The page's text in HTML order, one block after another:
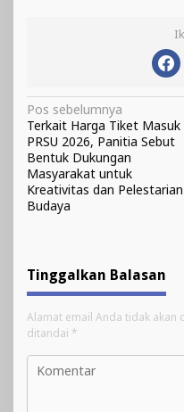
Navigasi
pos
Pos sebelumnya
Terkait Harga Tiket Masuk
PRSU 2026, Panitia Sebut
Bentuk Dukungan
Masyarakat untuk
Kreativitas dan Pelestarian
Budaya
Tinggalkan Balasan
Alamat email Anda tidak akan
ditandai *